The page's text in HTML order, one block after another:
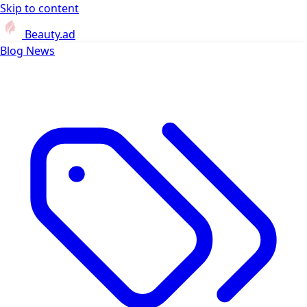
Skip to content
Beauty.ad
Blog News